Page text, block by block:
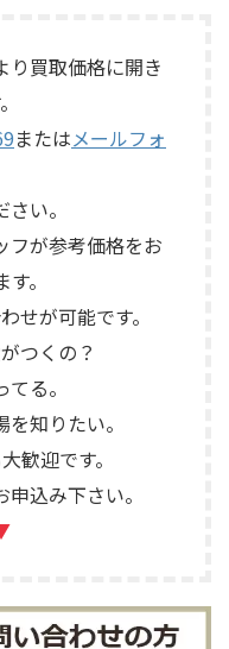
族様より「価値があるも
見てほしい」とご相談い
いたものです。 KORG SE-
は、テープを使用したアナ
エコーならではの揺らぎ
感を楽しめる機材です。査
は、通電状態、音出し、
ープ走行、録音・再生ヘッ
エコー音の出方、各入力端
出力端子、外部コントロ ...
り買取価格に開き
またはメールフォ
い。
フが参考価格をお
。
せが可能です。
つくの？
る。
知りたい。
歓迎です。
込み下さい。